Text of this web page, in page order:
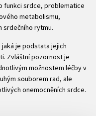
funkci srdce, problematice
metabolismu,
srdečního rytmu.
je podstata jejich
Zvláštní pozornost je
možnostem léčby v
souborem rad, ale
onemocněních srdce.